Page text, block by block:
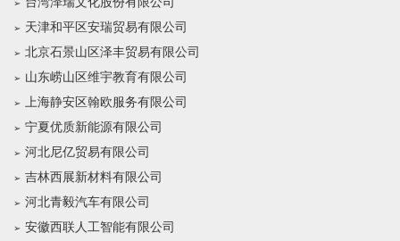
天津和平区安瑞贸易有限公司
北京石景山区泽丰贸易有限公司
山东崂山区维宇教育有限公司
上海静安区翰欧服务有限公司
宁夏优质新能源有限公司
河北尼亿贸易有限公司
吉林西展新材料有限公司
河北青毅汽车有限公司
安徽西联人工智能有限公司